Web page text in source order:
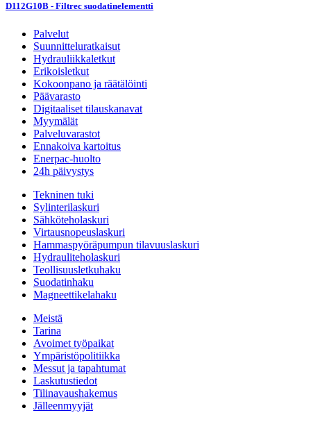
D112G10B - Filtrec suodatinelementti
Palvelut
Suunnitteluratkaisut
Hydrauliikkaletkut
Erikoisletkut
Kokoonpano ja räätälöinti
Päävarasto
Digitaaliset tilauskanavat
Myymälät
Palveluvarastot
Ennakoiva kartoitus
Enerpac-huolto
24h päivystys
Tekninen tuki
Sylinterilaskuri
Sähköteholaskuri
Virtausnopeuslaskuri
Hammaspyöräpumpun tilavuuslaskuri
Hydrauliteholaskuri
Teollisuusletkuhaku
Suodatinhaku
Magneettikelahaku
Meistä
Tarina
Avoimet työpaikat
Ympäristöpolitiikka
Messut ja tapahtumat
Laskutustiedot
Tilinavaushakemus
Jälleenmyyjät